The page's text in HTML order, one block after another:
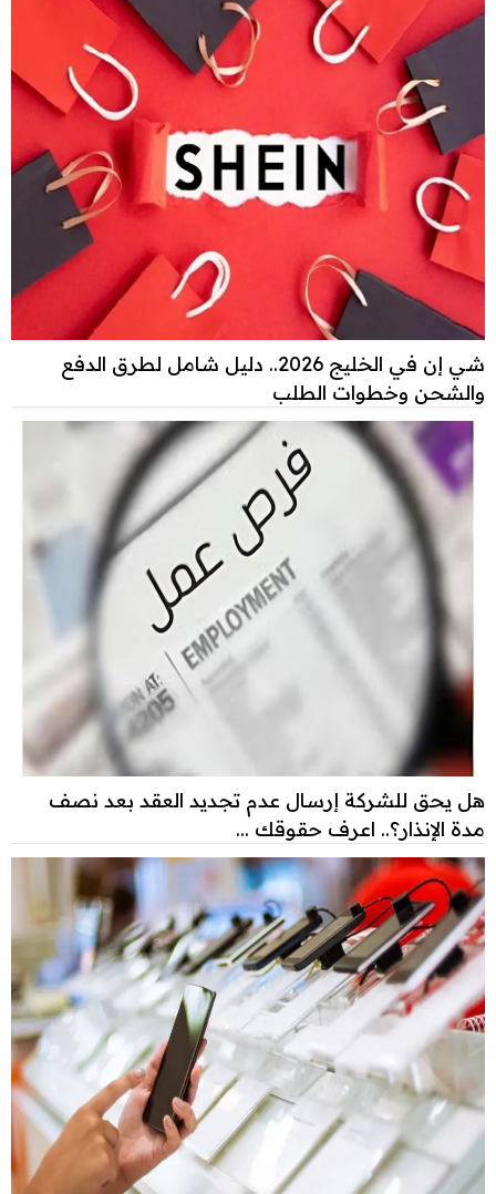
شي إن في الخليج 2026.. دليل شامل لطرق الدفع
والشحن وخطوات الطلب
هل يحق للشركة إرسال عدم تجديد العقد بعد نصف
مدة الإنذار؟.. اعرف حقوقك ...